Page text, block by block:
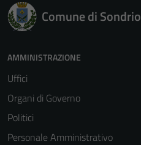
Comune di Sondrio
AMMINISTRAZIONE
Uffici
Organi di Governo
Politici
Personale Amministrativo